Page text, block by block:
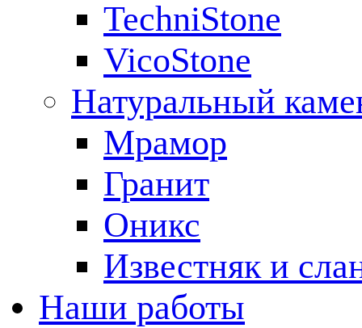
TechniStone
VicoStone
Натуральный
Мрамор
Гранит
Оникс
Известняк и
Наши работы